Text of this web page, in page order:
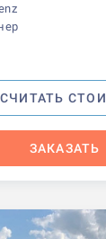
ЗАКАЗАТЬ